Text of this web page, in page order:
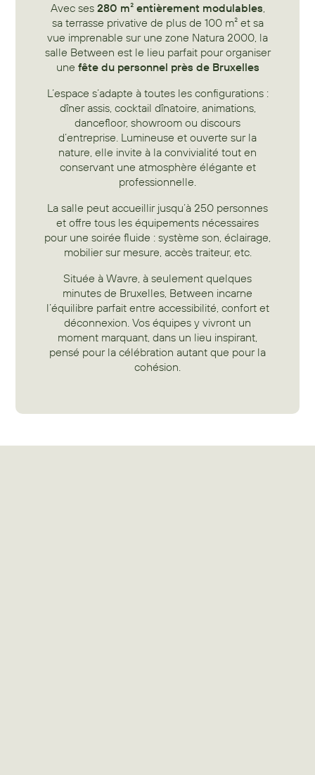
Avec ses 280 m² entièrement modulables,
sa terrasse privative de plus de 100 m² et sa
vue imprenable sur une zone Natura 2000, la
salle Between est le lieu parfait pour organiser
une fête du personnel près de Bruxelles
L’espace s’adapte à toutes les configurations :
dîner assis, cocktail dînatoire, animations,
dancefloor, showroom ou discours
d’entreprise. Lumineuse et ouverte sur la
nature, elle invite à la convivialité tout en
conservant une atmosphère élégante et
professionnelle.
La salle peut accueillir jusqu’à 250 personnes
et offre tous les équipements nécessaires
pour une soirée fluide : système son, éclairage,
mobilier sur mesure, accès traiteur, etc.
Située à Wavre, à seulement quelques
minutes de Bruxelles, Between incarne
l’équilibre parfait entre accessibilité, confort et
déconnexion. Vos équipes y vivront un
moment marquant, dans un lieu inspirant,
pensé pour la célébration autant que pour la
cohésion.